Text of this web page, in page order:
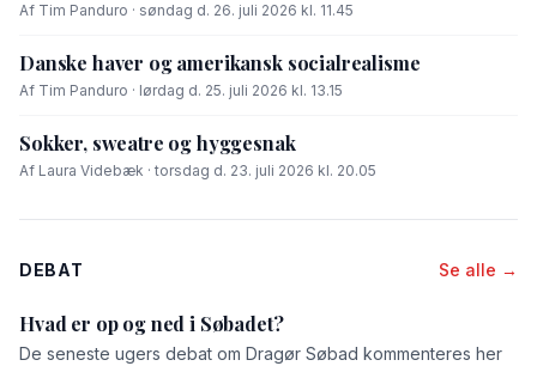
Af Tim Panduro · søndag d. 26. juli 2026 kl. 11.45
Danske haver og amerikansk socialrealisme
Af Tim Panduro · lørdag d. 25. juli 2026 kl. 13.15
Sokker, sweatre og hyggesnak
Af Laura Videbæk · torsdag d. 23. juli 2026 kl. 20.05
DEBAT Se alle →
Hvad er op og ned i Søbadet?
De seneste ugers debat om Dragør Søbad kommenteres her